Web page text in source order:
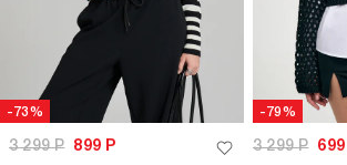
-73%
3 299Р 899 Р
-79%
3 299Р 699